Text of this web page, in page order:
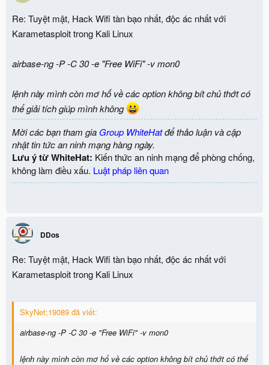
Re: Tuyệt mật, Hack Wifi tàn bạo nhất, độc ác nhất với
Karametasploit trong Kali Linux
airbase-ng -P -C 30 -e "Free WiFi" -v mon0
lệnh này mình còn mơ hổ về các option không bít chủ thớt có
thể giải tích giúp mình không
Mời các bạn tham gia Group WhiteHatđể thảo luận và cập
nhật tin tức an ninh mạng hàng ngày.
Lưu ý từ WhiteHat: Kiến thức an ninh mạng để phòng chống,
không làm điều xấu. Luật pháp liên quan
DDos
Re: Tuyệt mật, Hack Wifi tàn bạo nhất, độc ác nhất với
Karametasploit trong Kali Linux
SkyNet;19089 đã viết:
airbase-ng -P -C 30 -e "Free WiFi" -v mon0
lệnh này mình còn mơ hổ về các option không bít chủ thớt có thể